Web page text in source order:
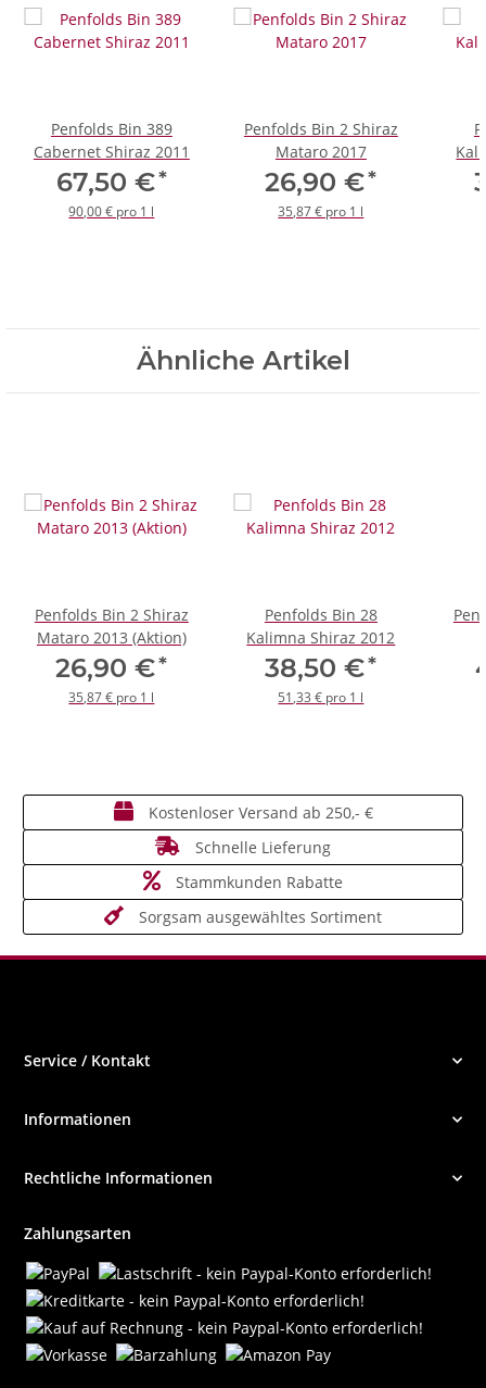
Penfolds Bin 389
Cabernet Shiraz 2011
67,50 €*
90,00 € pro 1 l
Penfolds Bin 2 Shiraz
Mataro 2017
26,90 €*
35,87 € pro 1 l
Ähnliche Artikel
Penfolds Bin 2 Shiraz
Mataro 2013 (Aktion)
26,90 €*
35,87 € pro 1 l
Penfolds Bin 28
Kalimna Shiraz 2012
38,50 €*
51,33 € pro 1 l
Kostenloser Versand ab 250,- €
Schnelle Lieferung
Stammkunden Rabatte
Sorgsam ausgewähltes Sortiment
Service / Kontakt
Informationen
Rechtliche Informationen
Zahlungsarten